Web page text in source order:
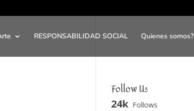
RESPONSABILIDAD SOCIAL Quienes somos?
Follow Us
24k Follows